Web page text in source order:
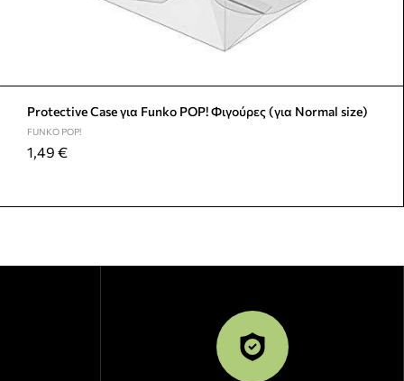
Protective Case για Funko POP! Φιγούρες (για Normal size)
FUNKO POP!
1,49 €